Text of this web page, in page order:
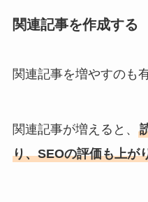
関連記事を作成する
関連記事を増やすのも
関連記事が増えると、
り、SEOの評価も上が